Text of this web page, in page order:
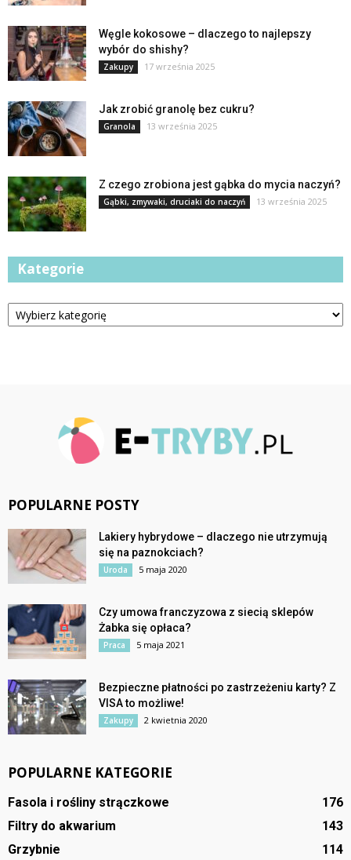
Węgle kokosowe – dlaczego to najlepszy
wybór do shishy?
Zakupy 17 września 2025
Jak zrobić granolę bez cukru?
Granola 13 września 2025
Z czego zrobiona jest gąbka do mycia naczyń?
Gąbki, zmywaki, druciaki do naczyń 13 września 2025
Kategorie
Kategorie
POPULARNE POSTY
Lakiery hybrydowe – dlaczego nie utrzymują
się na paznokciach?
Uroda 5 maja 2020
Czy umowa franczyzowa z siecią sklepów
Żabka się opłaca?
Praca 5 maja 2021
Bezpieczne płatności po zastrzeżeniu karty? Z
VISA to możliwe!
Zakupy 2 kwietnia 2020
POPULARNE KATEGORIE
Fasola i rośliny strączkowe
176
Filtry do akwarium
143
Grzybnie
114